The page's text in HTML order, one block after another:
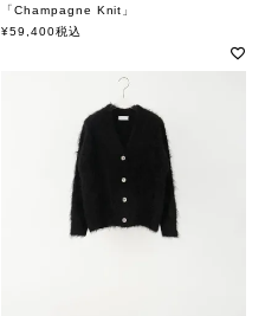
「Champagne Knit」
soutiencollar（ステンカラー）
¥59,400税込